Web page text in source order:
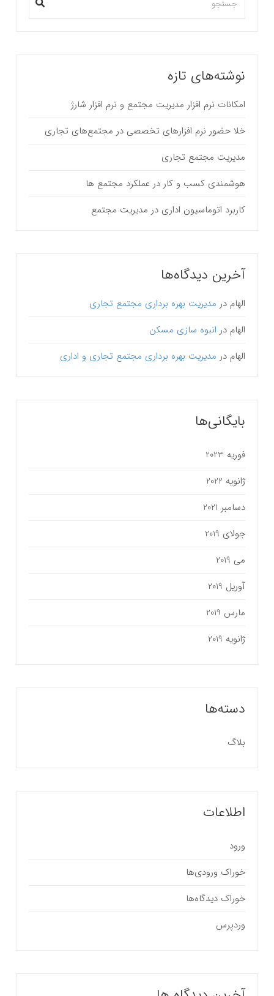
نوشته‌های تازه
امکانات نرم افزار مدیریت مجتمع و نرم افزار شارژ
خلا حضور نرم افزارهای تخصصی در مجتمع‌های تجاری
مدیریت مجتمع تجاری
هوشمندی کسب و کار در عملکرد مجتمع ها
کاربرد اتوماسیون اداری در مدیریت مجتمع
آخرین دیدگاه‌ها
الهام در مدیریت بهره برداری مجتمع تجاری
الهام در انبوه سازی مسکن
الهام در مدیریت بهره برداری مجتمع تجاری و اداری
بایگانی‌ها
فوریه 2023
ژانویه 2022
دسامبر 2021
جولای 2019
می 2019
آوریل 2019
مارس 2019
ژانویه 2019
دسته‌ها
بلاگ
اطلاعات
ورود
خوراک ورودی‌ها
خوراک دیدگاه‌ها
وردپرس